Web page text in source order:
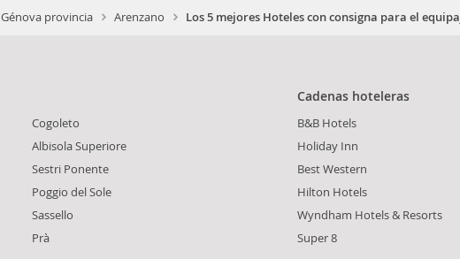
Génova provincia Arenzano Los 5 mejores Hoteles con consigna para el
Cogoleto
Albisola Superiore
Sestri Ponente
Poggio del Sole
Sassello
Prà
Cadenas hoteleras
B&B Hotels
Holiday Inn
Best Western
Hilton Hotels
Wyndham Hotels & Resorts
Super 8